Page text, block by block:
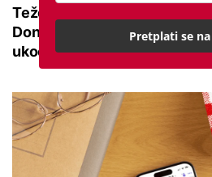
Teže se krećete zbog bolnih
Donosimo savjete za lakši
ukočenosti
Pretplati se